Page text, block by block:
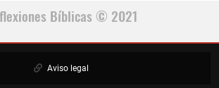
Bíblicas © 2021
Aviso legal